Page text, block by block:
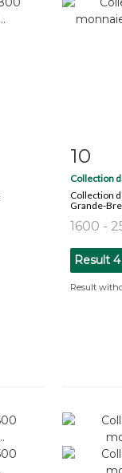
10
Collection
Collection
Grande-
1600 -
Result
Result